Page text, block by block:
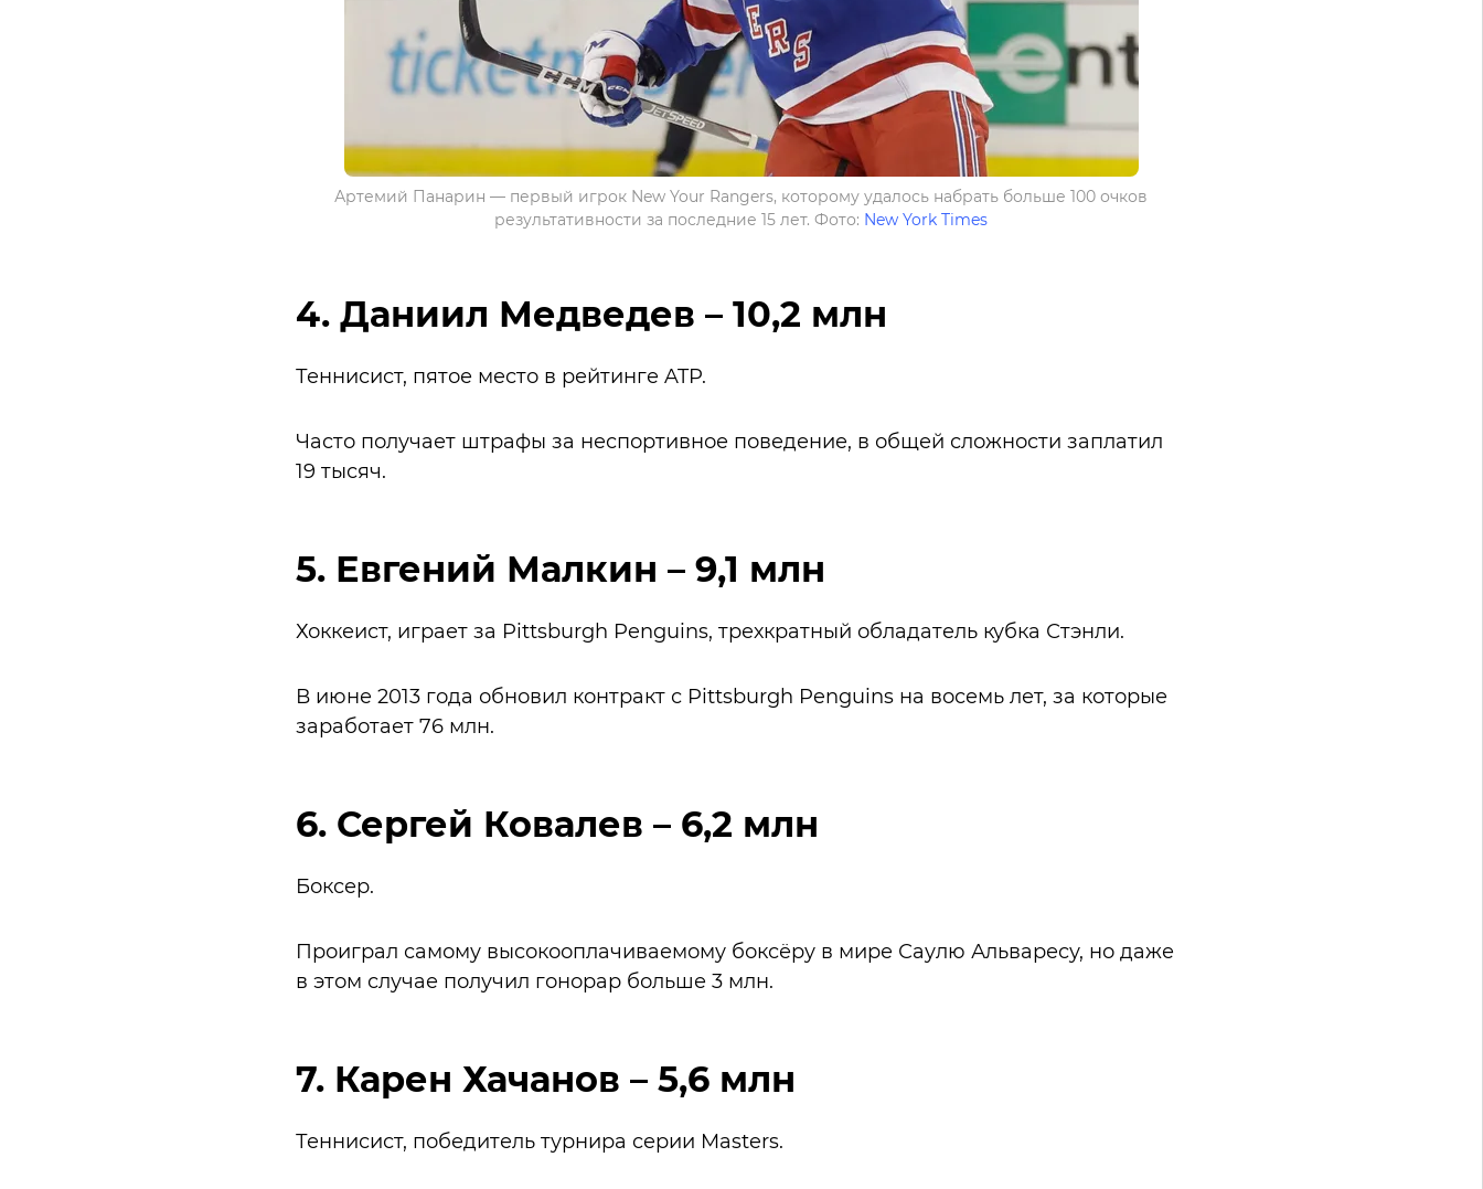
Артемий Панарин — первый игрок New Your Rangers, которому удалось набрать больше 100 очков
результативности за последние 15 лет. Фото: New York Times
4. Даниил Медведев – 10,2 млн
Теннисист, пятое место в рейтинге ATP.
Часто получает штрафы за неспортивное поведение, в общей сложности заплатил
19 тысяч.
5. Евгений Малкин – 9,1 млн
Хоккеист, играет за Pittsburgh Penguins, трехкратный обладатель кубка Стэнли.
В июне 2013 года обновил контракт с Pittsburgh Penguins на восемь лет, за которые
заработает 76 млн.
6. Сергей Ковалев – 6,2 млн
Боксер.
Проиграл самому высокооплачиваемому боксёру в мире Саулю Альваресу, но даже
в этом случае получил гонорар больше 3 млн.
7. Карен Хачанов – 5,6 млн
Теннисист, победитель турнира серии Masters.